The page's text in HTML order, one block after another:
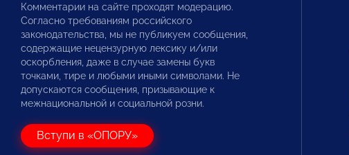
Комментарии на сайте проходят модерацию.
Согласно требованиям российского
законодательства, мы не публикуем сообщения,
содержащие нецензурную лексику и/или
оскорбления, даже в случае замены букв
точками, тире и любыми иными символами. Не
допускаются сообщения, призывающие к
межнациональной и социальной розни.
Вступи в «ОПОРУ»